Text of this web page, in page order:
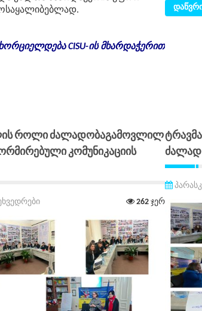
CISU-ის მხარდაჭერით
Როლი Ძალადობაგამოვლილ
Კომუნიკაციის
262 ჯერ